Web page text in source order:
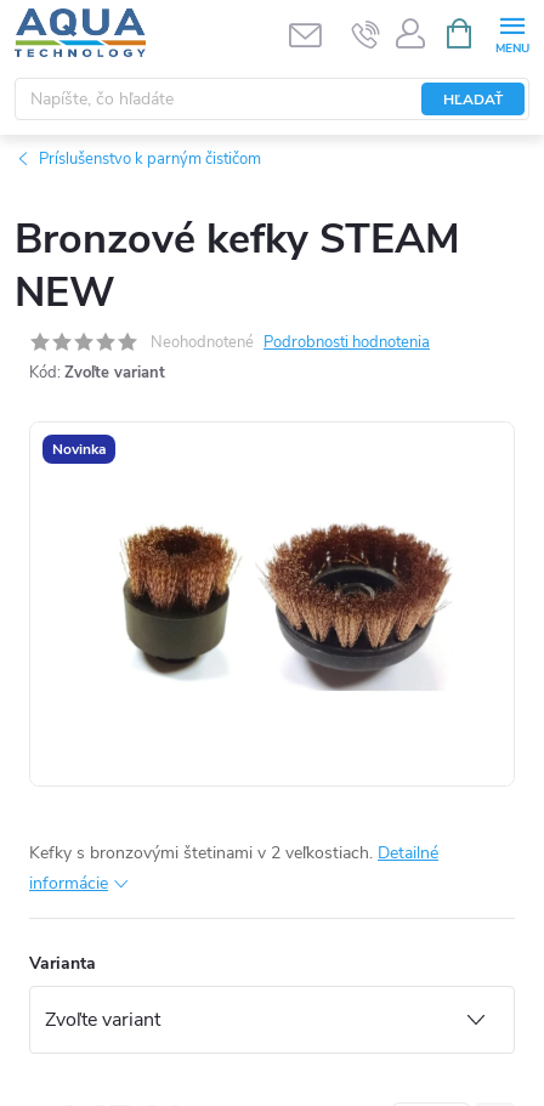
Prejsť
na
obsah
HĽADAŤ
KOŠÍK
Príslušenstvo k parným čističom
Bronzové kefky STEAM
NEW
Neohodnotené Podrobnosti hodnotenia
Kód: Zvoľte variant
Novinka
Kefky s bronzovými štetinami v 2 veľkostiach. Detailné
informácie
Varianta